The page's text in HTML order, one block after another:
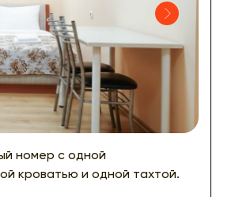
номер с одной
кроватью и одной тахтой.